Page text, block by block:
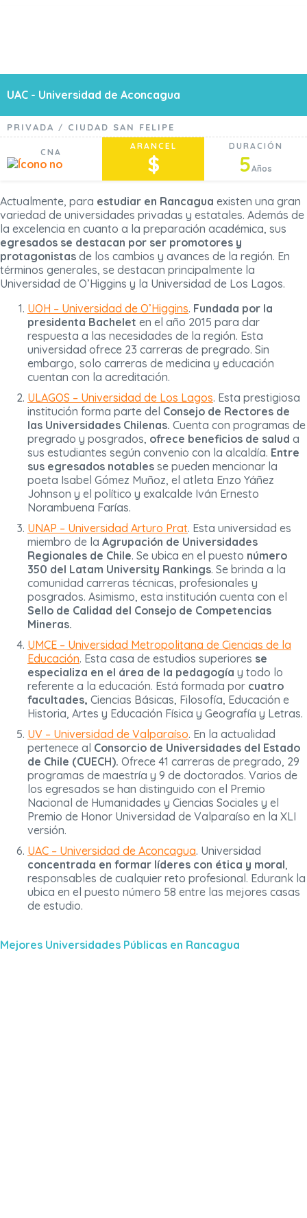
UAC - Universidad de Aconcagua
PRIVADA / CIUDAD SAN FELIPE
CNA
ARANCEL
$
DURACIÓN
5Años
Actualmente, para estudiar en Rancagua existen una gran
variedad de universidades privadas y estatales. Además de
la excelencia en cuanto a la preparación académica, sus
egresados se destacan por ser promotores y
protagonistas de los cambios y avances de la región. En
términos generales, se destacan principalmente la
Universidad de O’Higgins y la Universidad de Los Lagos.
UOH – Universidad de O’Higgins. Fundada por la
presidenta Bachelet en el año 2015 para dar
respuesta a las necesidades de la región. Esta
universidad ofrece 23 carreras de pregrado. Sin
embargo, solo carreras de medicina y educación
cuentan con la acreditación.
ULAGOS – Universidad de Los Lagos. Esta prestigiosa
institución forma parte del Consejo de Rectores de
las Universidades Chilenas. Cuenta con programas de
pregrado y posgrados, ofrece beneficios de salud a
sus estudiantes según convenio con la alcaldía. Entre
sus egresados notables se pueden mencionar la
poeta Isabel Gómez Muñoz, el atleta Enzo Yáñez
Johnson y el político y exalcalde Iván Ernesto
Norambuena Farías.
UNAP – Universidad Arturo Prat. Esta universidad es
miembro de la Agrupación de Universidades
Regionales de Chile. Se ubica en el puesto número
350 del Latam University Rankings. Se brinda a la
comunidad carreras técnicas, profesionales y
posgrados. Asimismo, esta institución cuenta con el
Sello de Calidad del Consejo de Competencias
Mineras.
UMCE – Universidad Metropolitana de Ciencias de la
Educación. Esta casa de estudios superiores se
especializa en el área de la pedagogía y todo lo
referente a la educación. Está formada por cuatro
facultades, Ciencias Básicas, Filosofía, Educación e
Historia, Artes y Educación Física y Geografía y Letras.
UV – Universidad de Valparaíso. En la actualidad
pertenece al Consorcio de Universidades del Estado
de Chile (CUECH). Ofrece 41 carreras de pregrado, 29
programas de maestría y 9 de doctorados. Varios de
los egresados se han distinguido con el Premio
Nacional de Humanidades y Ciencias Sociales y el
Premio de Honor Universidad de Valparaíso en la XLI
versión.
UAC – Universidad de Aconcagua. Universidad
concentrada en formar líderes con ética y moral,
responsables de cualquier reto profesional. Edurank la
ubica en el puesto número 58 entre las mejores casas
de estudio.
Mejores Universidades Públicas en Rancagua